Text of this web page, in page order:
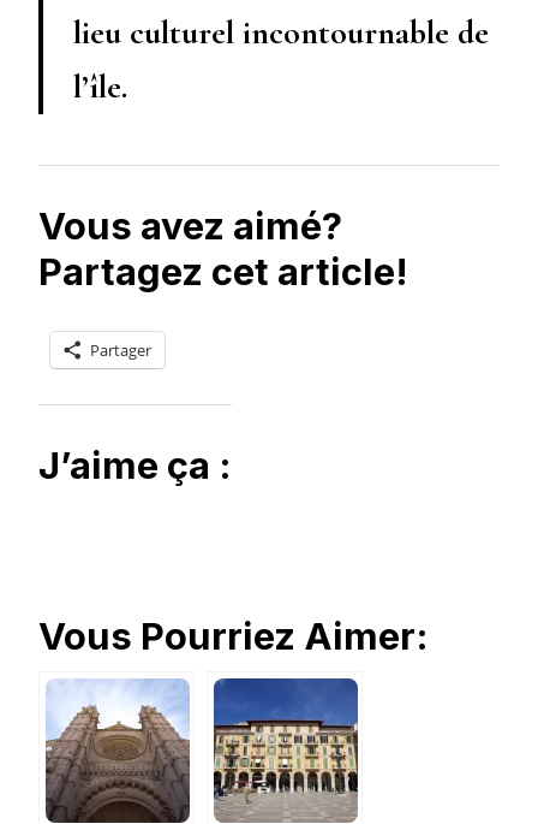
lieu culturel incontournable de
l’île.
Vous avez aimé?
Partagez cet article!
Partager
J’aime ça :
Vous Pourriez Aimer: